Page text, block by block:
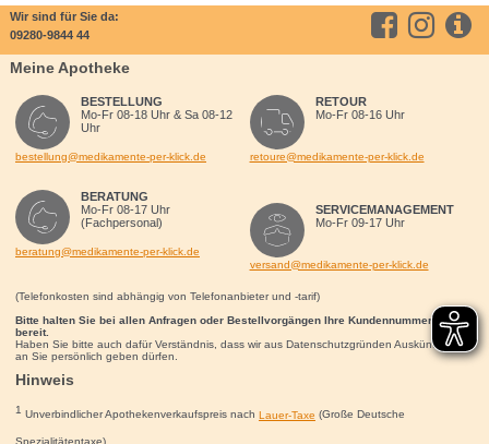
Wir sind für Sie da:
09280-9844 44
Meine Apotheke
BESTELLUNG
Mo-Fr 08-18 Uhr & Sa 08-12
Uhr
bestellung@medikamente-per-klick.de
BERATUNG
Mo-Fr 08-17 Uhr
(Fachpersonal)
beratung@medikamente-per-klick.de
RETOUR
Mo-Fr 08-16 Uhr
retoure@medikamente-per-klick.de
SERVICEMANAGEMENT
Mo-Fr 09-17 Uhr
versand@medikamente-per-klick.de
(Telefonkosten sind abhängig von Telefonanbieter und -tarif)
Bitte halten Sie bei allen Anfragen oder Bestellvorgängen Ihre Kundennummer für uns
bereit.
Haben Sie bitte auch dafür Verständnis, dass wir aus Datenschutzgründen Auskünfte nur
an Sie persönlich geben dürfen.
Hinweis
1 Unverbindlicher Apothekenverkaufspreis nach Lauer-Taxe (Große Deutsche
Spezialitätentaxe)